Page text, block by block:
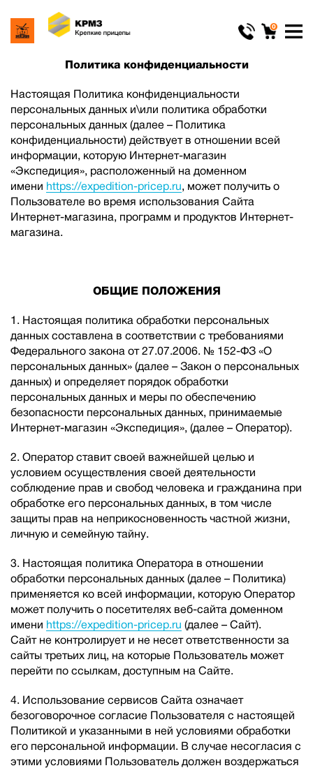
0
Политика конфиденциальности
Настоящая Политика конфиденциальности
персональных данных и\или политика обработки
персональных данных (далее – Политика
конфиденциальности) действует в отношении всей
информации, которую Интернет-магазин
«Экспедиция», расположенный на доменном
имени https://expedition-pricep.ru, может получить о
Пользователе во время использования Сайта
Интернет-магазина, программ и продуктов Интернет-
магазина.
ОБЩИЕ ПОЛОЖЕНИЯ
1. Настоящая политика обработки персональных
данных составлена в соответствии с требованиями
Федерального закона от 27.07.2006. № 152-ФЗ «О
персональных данных» (далее – Закон о персональных
данных) и определяет порядок обработки
персональных данных и меры по обеспечению
безопасности персональных данных, принимаемые
Интернет-магазин «Экспедиция», (далее – Оператор).
2. Оператор ставит своей важнейшей целью и
условием осуществления своей деятельности
соблюдение прав и свобод человека и гражданина при
обработке его персональных данных, в том числе
защиты прав на неприкосновенность частной жизни,
личную и семейную тайну.
3. Настоящая политика Оператора в отношении
обработки персональных данных (далее – Политика)
применяется ко всей информации, которую Оператор
может получить о посетителях веб-сайта доменном
имени https://expedition-pricep.ru (далее – Сайт).
Сайт не контролирует и не несет ответственности за
сайты третьих лиц, на которые Пользователь может
перейти по ссылкам, доступным на Сайте.
4. Использование сервисов Сайта означает
безоговорочное согласие Пользователя с настоящей
Политикой и указанными в ней условиями обработки
его персональной информации. В случае несогласия с
этими условиями Пользователь должен воздержаться